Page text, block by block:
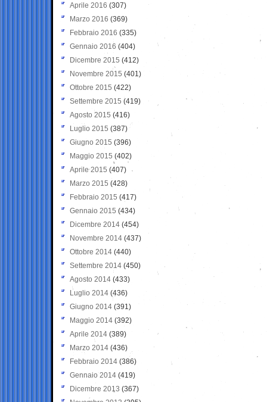
Aprile 2016 (307)
Marzo 2016 (369)
Febbraio 2016 (335)
Gennaio 2016 (404)
Dicembre 2015 (412)
Novembre 2015 (401)
Ottobre 2015 (422)
Settembre 2015 (419)
Agosto 2015 (416)
Luglio 2015 (387)
Giugno 2015 (396)
Maggio 2015 (402)
Aprile 2015 (407)
Marzo 2015 (428)
Febbraio 2015 (417)
Gennaio 2015 (434)
Dicembre 2014 (454)
Novembre 2014 (437)
Ottobre 2014 (440)
Settembre 2014 (450)
Agosto 2014 (433)
Luglio 2014 (436)
Giugno 2014 (391)
Maggio 2014 (392)
Aprile 2014 (389)
Marzo 2014 (436)
Febbraio 2014 (386)
Gennaio 2014 (419)
Dicembre 2013 (367)